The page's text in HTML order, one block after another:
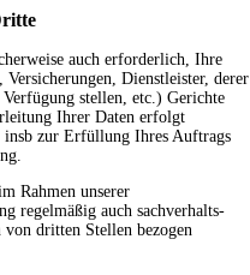
auch erforderlich, Ihre
Dienstleister, derer
stellen, etc.) Gerichte
Ihrer Daten erfolgt
insb zur Erfüllung Ihres Auftrags
Rahmen unserer
regelmäßig auch sachverhalts-
dritten Stellen bezogen